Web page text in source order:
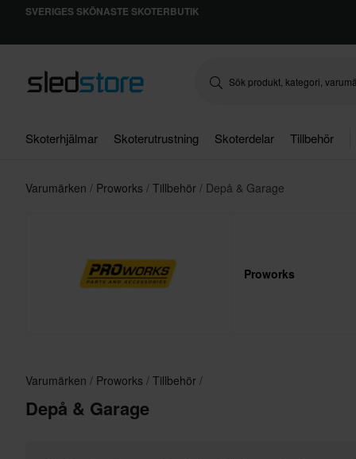
SVERIGES SKÖNASTE SKOTERBUTIK
Skoterhjälmar Skoterutrustning Skoterdelar Tillbehör
Varumärken Proworks Tillbehör Depå & Garage
Proworks
Varumärken Proworks Tillbehör
Depå & Garage